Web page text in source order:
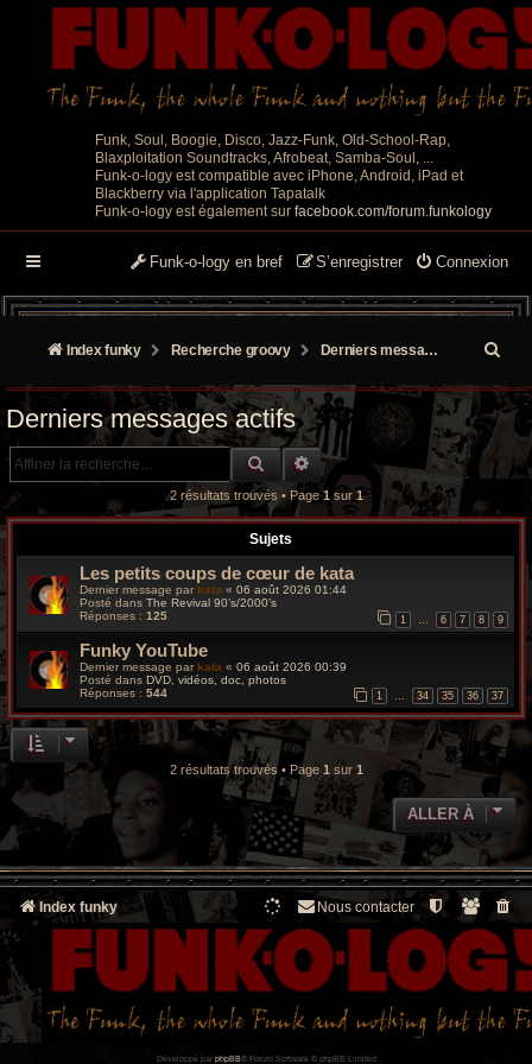
Funk, Soul, Boogie, Disco, Jazz-Funk, Old-School-Rap,
Blaxploitation Soundtracks, Afrobeat, Samba-Soul, ...
Funk-o-logy est compatible avec iPhone, Android, iPad et
Blackberry via l'application Tapatalk
Funk-o-logy est également sur facebook.com/forum.funkology
Connexion
S’enregistrer
Funk-o-logy en bref
Index funky Recherche groovy Derniers messages actifs
e
h
g
o
y
Derniers messages actifs
RECHERCHE GROOVY
RECHERCHE AVANCÉE
2 résultats trouvés • Page 1 sur 1
Sujets
Les petits coups de cœur de kata
Dernier message par kata « 06 août 2026 01:44
Posté dans The Revival 90’s/2000’s
Réponses : 125 1 6 7 8 9
Funky YouTube
Dernier message parkata « 06 août 2026 00:39
Posté dans DVD, vidéos, doc, photos
Réponses : 544 1 … 34 35 36 37
2 résultats trouvés • Page 1 sur 1
ALLER À
Index funky Nous contacter
Développé par phpBB® Forum Software © phpBB Limited